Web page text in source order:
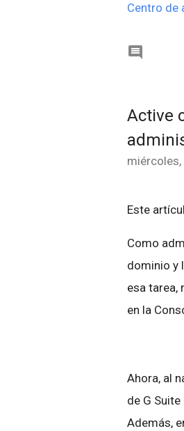
Centro de

Active
Este
Como
dominio y
esa tarea,
en la
Ahora, al
de G
Además,